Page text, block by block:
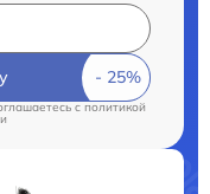
c политикой